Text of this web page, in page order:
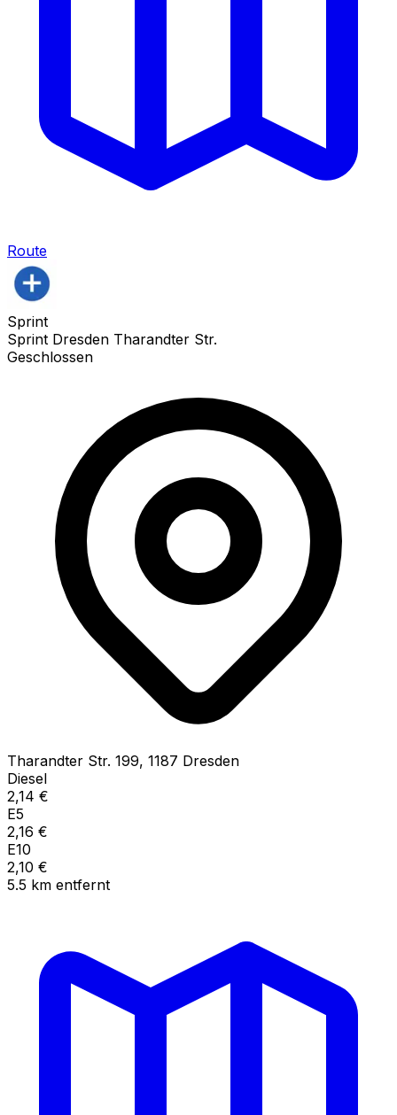
Route
Sprint
Sprint Dresden Tharandter Str.
Geschlossen
Tharandter Str. 199, 1187 Dresden
Diesel
2,14 €
E5
2,16 €
E10
2,10 €
5.5 km entfernt